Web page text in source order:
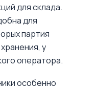
для склада.
для
партия
у
оператора.
особенно